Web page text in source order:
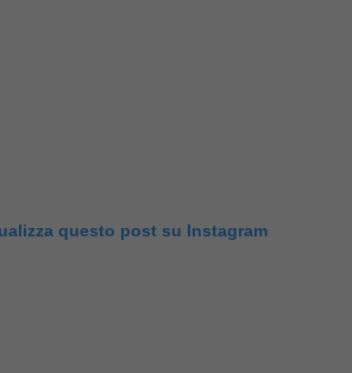
questo post su Instagram